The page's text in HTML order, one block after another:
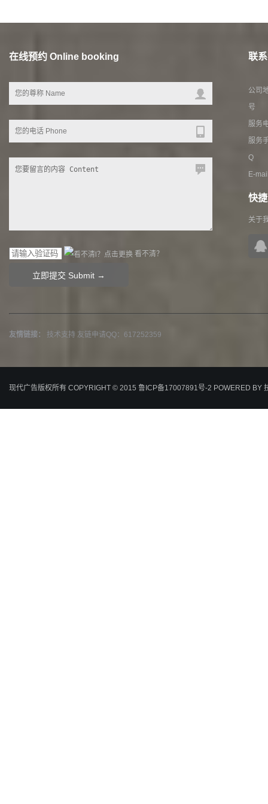
在线预约 Online booking
看不清？
联
公司
号
服务
服务
Q Q
E-
快
关于
友情链接： 技术支持 友链申请QQ：617252359
现代广告版权所有 COPYRIGHT © 2015 鲁ICP备17007891号-2 POWERED BY